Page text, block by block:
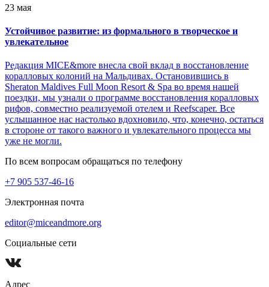
23 мая
Устойчивое развитие: из формального в творческое и
увлекательное
Редакция MICE&more внесла свой вклад в восстановление
коралловых колоний на Мальдивах. Остановившись в
Sheraton Maldives Full Moon Resort & Spa во время нашей
поездки, мы узнали о программе восстановления коралловых
рифов, совместно реализуемой отелем и Reefscaper. Все
услышанное нас настолько вдохновило, что, конечно, остаться
в стороне от такого важного и увлекательного процесса мы
уже не могли.
По всем вопросам обращаться по телефону
+7 905 537-46-16
Электронная почта
editor@miceandmore.org
Социальные сети
Адрес